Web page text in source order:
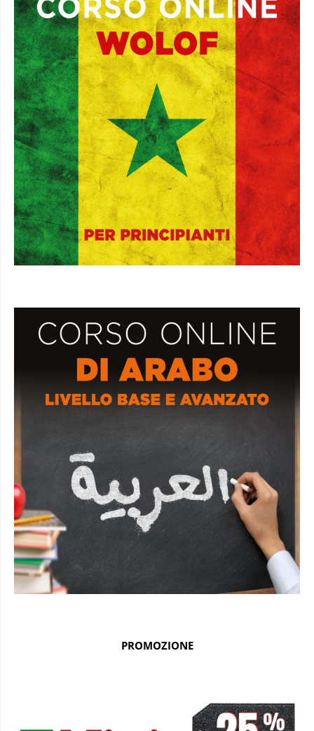
PROMOZIONE